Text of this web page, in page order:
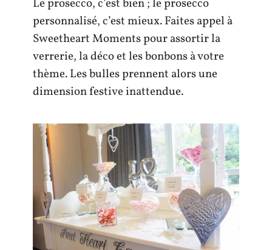
Le prosecco, c’est bien ; le prosecco
personnalisé, c’est mieux. Faites appel à
Sweetheart Moments pour assortir la
verrerie, la déco et les bonbons à votre
thème. Les bulles prennent alors une
dimension festive inattendue.